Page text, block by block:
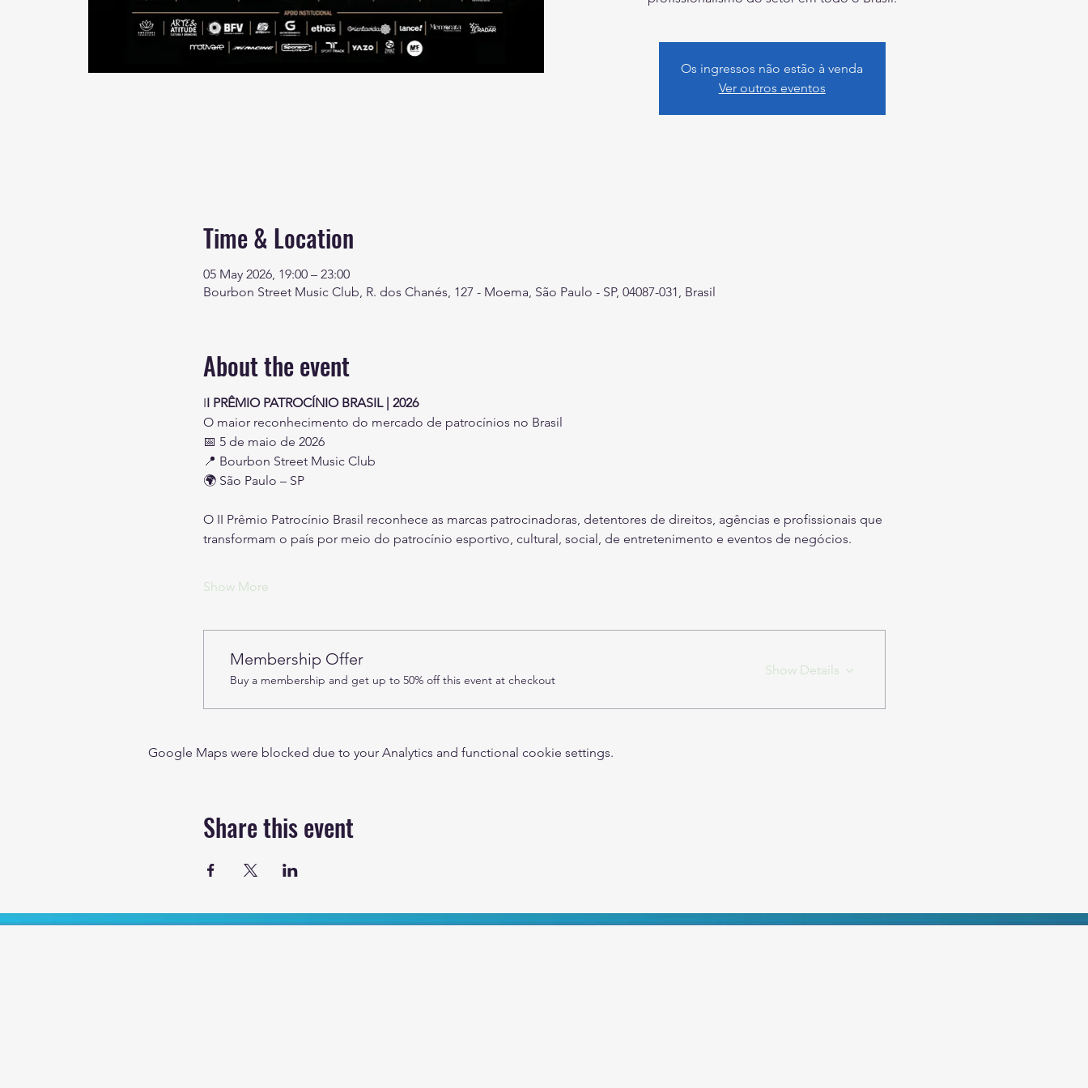
Os ingressos não estão à venda
Ver outros eventos
Time & Location
05 May 2026, 19:00 – 23:00
Bourbon Street Music Club, R. dos Chanés, 127 - Moema, São Paulo - SP, 04087-031, Brasil
About the event
II PRÊMIO PATROCÍNIO BRASIL | 2026
O maior reconhecimento do mercado de patrocínios no Brasil
📅 5 de maio de 2026
📍 Bourbon Street Music Club
🌍 São Paulo – SP
O II Prêmio Patrocínio Brasil reconhece as marcas patrocinadoras, detentores de direitos, agências e profissionais que
transformam o país por meio do patrocínio esportivo, cultural, social, de entretenimento e eventos de negócios.
Show More
Membership Offer
Buy a membership and get up to 50% off this event at checkout
Show Details
Google Maps were blocked due to your Analytics and functional cookie settings.
Share this event